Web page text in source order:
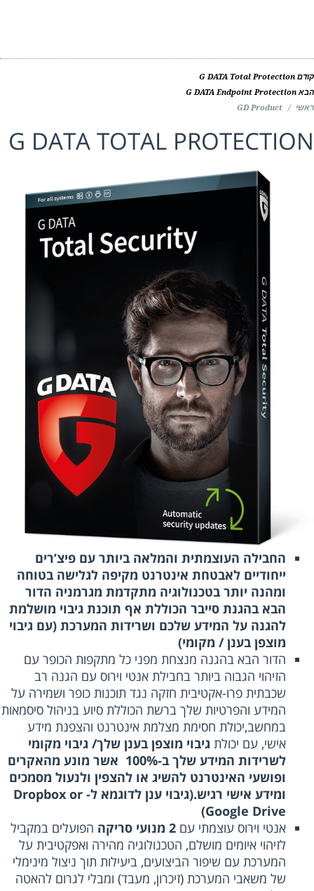
G DATA Total Protection
G DATA Endpoint Protection
/
GD Product
G DATA TOTAL
החבילה העוצמתית והמלאה ביותר עם פיצ’רים
ייחודיים לאבטחת אינטרנט מקיפה לגלישה בטוחה
ומהנה יותר בטכנולוגיה מתקדמת מגרמניה הדור
הבא בהגנת סייבר הכוללת אף תוכנת גיבוי מושלמת
להגנה על המידע שלכם ושרידות המערכת (עם גיבוי
מוצפן בענן / מקומי)
הדור הבא בהגנה מנצחת מפני כל מתקפות הכופר עם
הזיהוי הגבוה ביותר בחבילת אנטי וירוס עם הגנה רב
שכבתית פרו-אקטיבית חזקה נגד תוכנות כופר ושמירה על
המידע והפרטיות שלך ברשת הכוללת סיוע בניהול סיסמאות
במחשב,יכולת חסימת מצלמת אינטרנט והצפנת מידע
אישי, עם יכולתגיבוי מוצפן בענן שלך/ גיבוי מקומי
לשרידות המידע שלך ב-100% אשר מונע מהאקרים
ופושעי האינטרנט להשיג או להצפין ולנעול מסמכים
ומידע אישי רגיש.(גיבוי ענן לדוגמא ל- Dropbox or
Google Drive)
אנטי וירוס עוצמתי עם2 מנועי סריקה
הפועלים במקביל
לזיהוי איומים מושלם, הטכנולוגיה מהירה ואפקטיבית על
המערכת עם שיפור הביצועים, ביעילות תוך ניצול מינימלי
של משאבי המערכת (זיכרון, מעבד) ומבלי לגרום להאטה